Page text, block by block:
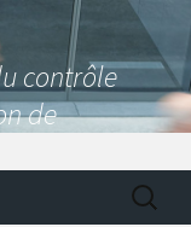
contrôle
de